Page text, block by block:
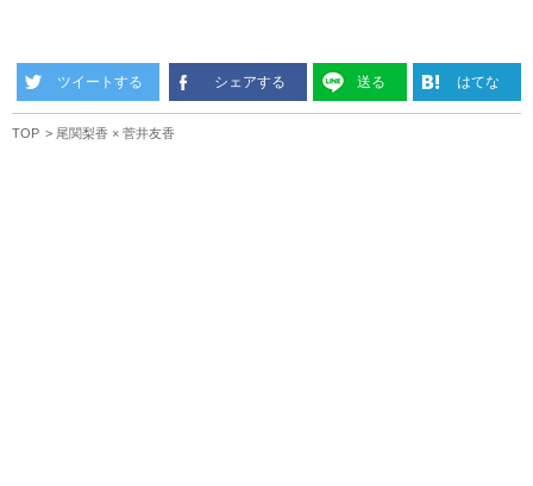
ツイートする シェアする 送る はてな
TOP 尾関梨香 × 菅井友香